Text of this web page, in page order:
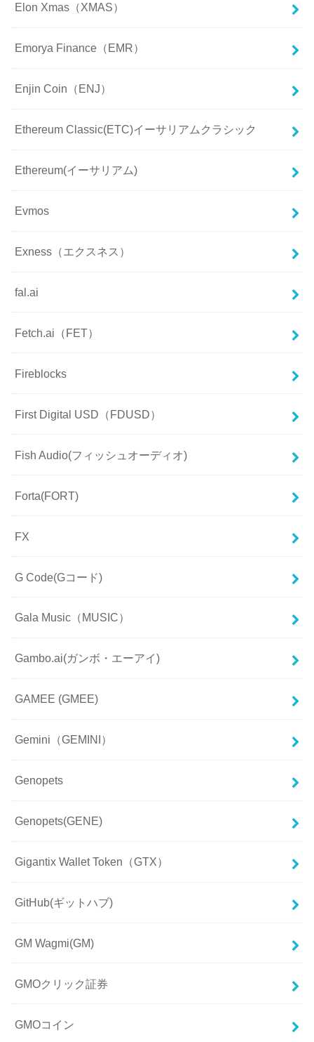
Elon Xmas（XMAS）
Emorya Finance（EMR）
Enjin Coin（ENJ）
Ethereum Classic(ETC)イーサリアムクラシック
Ethereum(イーサリアム)
Evmos
Exness（エクスネス）
fal.ai
Fetch.ai（FET）
Fireblocks
First Digital USD（FDUSD）
Fish Audio(フィッシュオーディオ)
Forta(FORT)
FX
G Code(Gコード)
Gala Music（MUSIC）
Gambo.ai(ガンボ・エーアイ)
GAMEE (GMEE)
Gemini（GEMINI）
Genopets
Genopets(GENE)
Gigantix Wallet Token（GTX）
GitHub(ギットハブ)
GM Wagmi(GM)
GMOクリック証券
GMOコイン